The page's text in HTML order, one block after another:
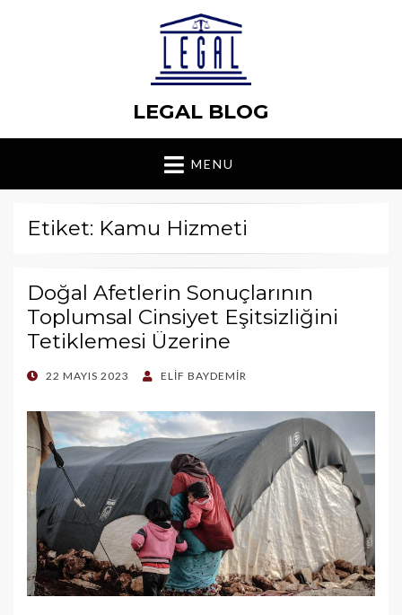
LEGAL BLOG
MENU
Etiket: Kamu Hizmeti
Doğal Afetlerin Sonuçlarının
Toplumsal Cinsiyet Eşitsizliğini
Tetiklemesi Üzerine
POSTED
22 MAYIS 2023 ELIF BAYDEMIR